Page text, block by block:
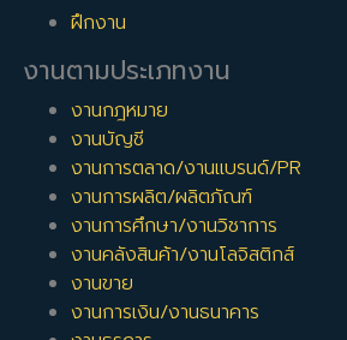
ฝึกงาน
งานตามประเภทงาน
งานกฎหมาย
งานบัญชี
งานการตลาด/งานแบรนด์/PR
งานการผลิต/ผลิตภัณฑ์
งานการศึกษา/งานวิชาการ
งานคลังสินค้า/งานโลจิสติกส์
งานขาย
งานการเงิน/งานธนาคาร